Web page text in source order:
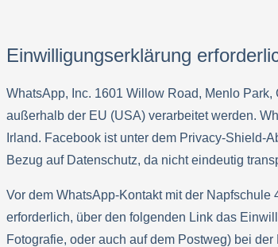
Einwilligungserklärung
WhatsApp, Inc. 1601 Willow Road, Menlo
außerhalb der EU (USA) verarbeitet werden.
Irland. Facebook ist unter dem Privacy-Shield-
Bezug auf Datenschutz, da nicht eindeutig
Vor dem WhatsApp-Kontakt mit der
erforderlich, über den folgenden Link das
Fotografie, oder auch auf dem Postweg) bei